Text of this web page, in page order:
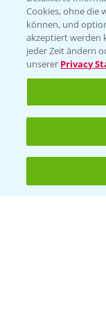
T.+49
KONTAKT
Hilfe in
+49
Cookies, ohne die
können, und
akzeptiert werden
jeder Zeit ändern
unserer Privacy